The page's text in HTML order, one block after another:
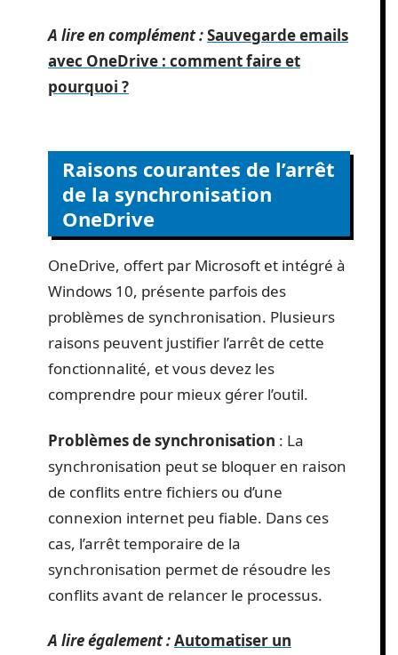
A lire en complément :Sauvegarde emails
avec OneDrive : comment faire et
pourquoi ?
Raisons courantes de l’arrêt
de la synchronisation
OneDrive
OneDrive, offert par Microsoft et intégré à
Windows 10, présente parfois des
problèmes de synchronisation. Plusieurs
raisons peuvent justifier l’arrêt de cette
fonctionnalité, et vous devez les
comprendre pour mieux gérer l’outil.
Problèmes de synchronisation : La
synchronisation peut se bloquer en raison
de conflits entre fichiers ou d’une
connexion internet peu fiable. Dans ces
cas, l’arrêt temporaire de la
synchronisation permet de résoudre les
conflits avant de relancer le processus.
A lire également :Automatiser un